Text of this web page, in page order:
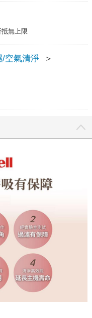
抵無上限
/空氣清淨
＞